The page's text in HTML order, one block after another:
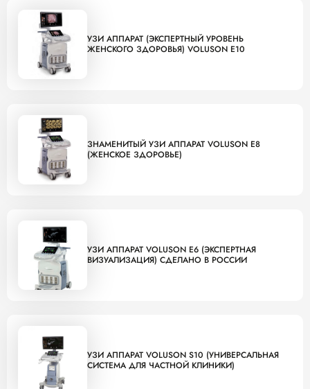
УЗИ АППАРАТ (ЭКСПЕРТНЫЙ УРОВЕНЬ
ЖЕНСКОГО ЗДОРОВЬЯ) VOLUSON E10
ЗНАМЕНИТЫЙ УЗИ АППАРАТ VOLUSON E8
(ЖЕНСКОЕ ЗДОРОВЬЕ)
УЗИ АППАРАТ VOLUSON E6 (ЭКСПЕРТНАЯ
ВИЗУАЛИЗАЦИЯ) СДЕЛАНО В РОССИИ
УЗИ АППАРАТ VOLUSON S10 (УНИВЕРСАЛЬНАЯ
СИСТЕМА ДЛЯ ЧАСТНОЙ КЛИНИКИ)